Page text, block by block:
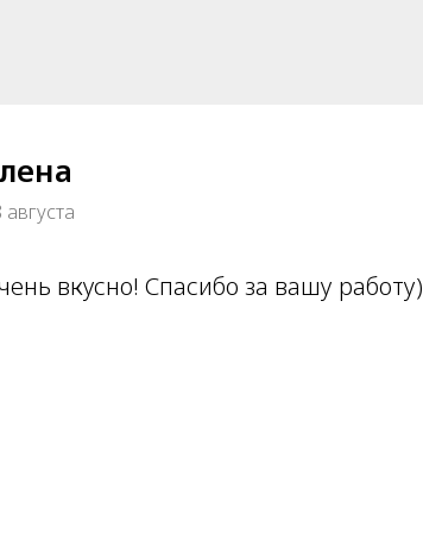
августа
вкусно! Спасибо за вашу работу)